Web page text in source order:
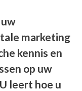
marketing
kennis en
op uw
leert hoe u